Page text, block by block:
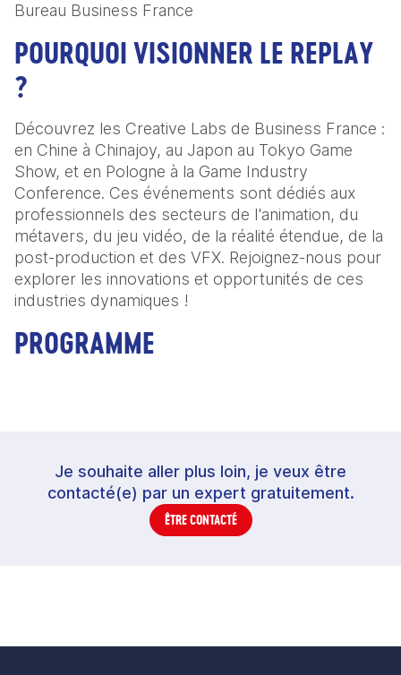
Bureau Business France
POURQUOI VISIONNER LE REPLAY
?
Découvrez les Creative Labs de Business France :
en Chine à Chinajoy, au Japon au Tokyo Game
Show, et en Pologne à la Game Industry
Conference. Ces événements sont dédiés aux
professionnels des secteurs de l'animation, du
métavers, du jeu vidéo, de la réalité étendue, de la
post-production et des VFX. Rejoignez-nous pour
explorer les innovations et opportunités de ces
industries dynamiques !
PROGRAMME
Je souhaite aller plus loin, je veux être
contacté(e) par un expert gratuitement.
ÊTRE CONTACTÉ